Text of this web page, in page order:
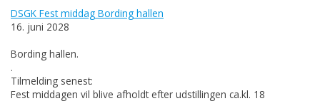
DSGK Fest middag Bording hallen
16. juni 2028
Bording hallen.
.
Tilmelding senest:
Fest middagen vil blive afholdt efter udstillingen ca.kl. 18